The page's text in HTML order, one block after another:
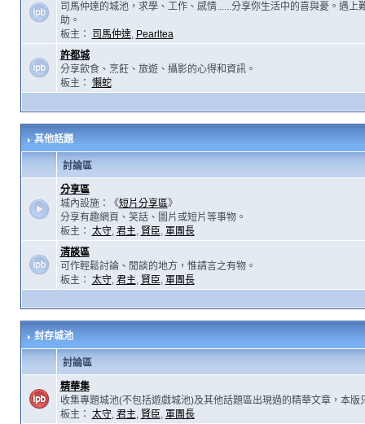
司馬仲達的城池，求學、工作、感情......分享你生活中的喜與憂。遇上
助。
板主：
司馬仲達, Pearltea
許都城
分享飲食、烹飪、旅遊、攝影的心得和資訊。
板主： 懶蛇
其他話題
討論區
分享區
城內設施：《短片分享區》
分享有趣網頁、笑話、圖片或短片等事物。
板主： 太守, 君主, 賢臣, 軍團長
清談區
可作輕鬆討論、閒談的地方，惟請言之有物。
板主： 太守, 君主, 賢臣, 軍團長
封存城池
討論區
精華集
收集專題城池(不包括遊戲城池)及其他話題區出現過的精華文章，本版
板主： 太守, 君主, 賢臣, 軍團長